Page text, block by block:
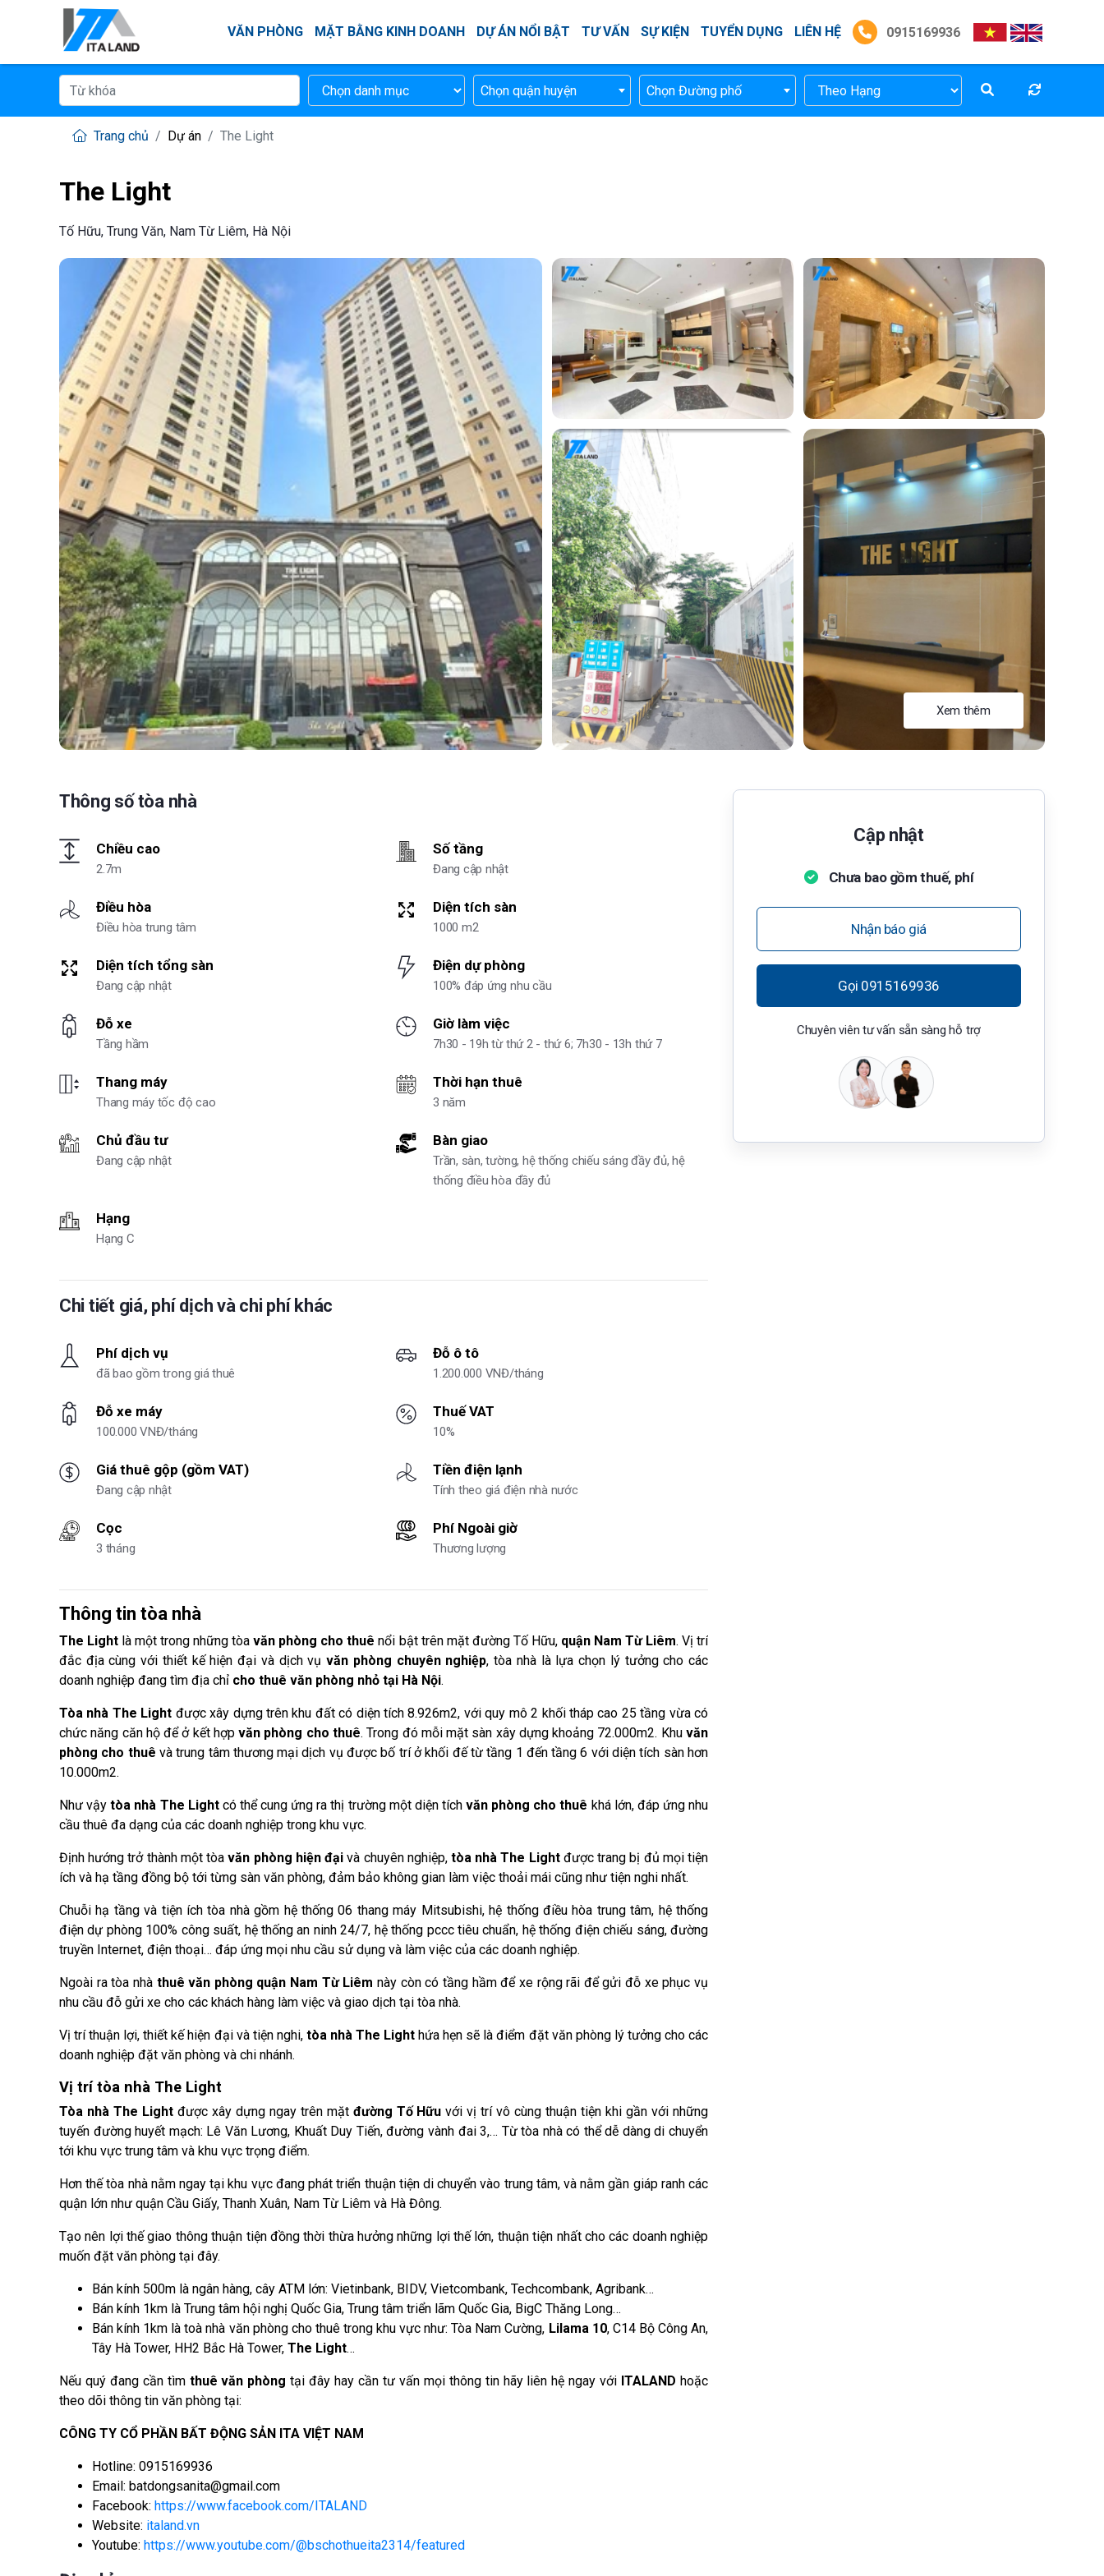
VĂN PHÒNG MẶT BẰNG KINH DOANH DỰ ÁN NỔI BẬT TƯ VẤN SỰ KIỆN TUYỂN DỤNG LIÊN HỆ 0915169936
Chọn quận huyện Chọn Đường phố
Trang chủ Dự án The Light
The Light
Tố Hữu, Trung Văn, Nam Từ Liêm, Hà Nội
Xem thêm
Thông số tòa nhà
Chiều cao
2.7m
Số tầng
Đang cập nhật
Điều hòa
Điều hòa trung tâm
Diện tích sàn
1000 m2
Diện tích tổng sàn
Đang cập nhật
Điện dự phòng
100% đáp ứng nhu cầu
Đỗ xe
Tầng hầm
Giờ làm việc
7h30 - 19h từ thứ 2 - thứ 6; 7h30 - 13h thứ 7
Thang máy
Thang máy tốc độ cao
Thời hạn thuê
3 năm
Chủ đầu tư
Đang cập nhật
Bàn giao
Trần, sàn, tường, hệ thống chiếu sáng đầy đủ, hệ
thống điều hòa đầy đủ
Hạng
Hạng C
Chi tiết giá, phí dịch và chi phí khác
Phí dịch vụ
đã bao gồm trong giá thuê
Đỗ ô tô
1.200.000 VNĐ/tháng
Đỗ xe máy
100.000 VNĐ/tháng
Thuế VAT
10%
Giá thuê gộp (gồm VAT)
Đang cập nhật
Tiền điện lạnh
Tính theo giá điện nhà nước
Cọc
3 tháng
Phí Ngoài giờ
Thương lượng
Thông tin tòa nhà
The Light là một trong những tòavăn phòng cho thuê nổi bật trên mặt đường Tố Hữu, quận Nam Từ Liêm. Vị trí
đắc địa cùng với thiết kế hiện đại và dịch vụvăn phòng chuyên nghiệp, tòa nhà là lựa chọn lý tưởng cho các
doanh nghiệp đang tìm địa chỉ cho thuê văn phòng nhỏ tại Hà Nội.
Tòa nhà The Light được xây dựng trên khu đất có diện tích 8.926m2, với quy mô 2 khối tháp cao 25 tầng vừa có
chức năng căn hộ để ở kết hợpvăn phòng cho thuê. Trong đó mỗi mặt sàn xây dựng khoảng 72.000m2. Khuvăn
phòng cho thuê và trung tâm thương mại dịch vụ được bố trí ở khối đế từ tầng 1 đến tầng 6 với diện tích sàn hơn
10.000m2.
Như vậytòa nhà The Lightcó thể cung ứng ra thị trường một diện tích văn phòng cho thuê khá lớn, đáp ứng nhu
cầu thuê đa dạng của các doanh nghiệp trong khu vực.
Định hướng trở thành một tòavăn phòng hiện đạivà chuyên nghiệp, tòa nhà The Lightđược trang bị đủ mọi tiện
ích và hạ tầng đồng bộ tới từng sàn văn phòng, đảm bảo không gian làm việc thoải mái cũng như tiện nghi nhất.
Chuỗi hạ tầng và tiện ích tòa nhà gồm hệ thống 06 thang máy Mitsubishi, hệ thống điều hòa trung tâm, hệ thống
điện dự phòng 100% công suất, hệ thống an ninh 24/7, hệ thống pccc tiêu chuẩn, hệ thống điện chiếu sáng, đường
truyền Internet, điện thoại… đáp ứng mọi nhu cầu sử dụng và làm việc của các doanh nghiệp.
Ngoài ra tòa nhà thuê văn phòng quận Nam Từ Liêm này còn có tầng hầm để xe rộng rãi để gửi đỗ xe phục vụ
nhu cầu đỗ gửi xe cho các khách hàng làm việc và giao dịch tại tòa nhà.
Vị trí thuận lợi, thiết kế hiện đại và tiện nghi, tòa nhà The Light hứa hẹn sẽ là điểm đặt văn phòng lý tưởng cho các
doanh nghiệp đặt văn phòng và chi nhánh.
Vị trí tòa nhà The Light
Tòa nhà The Lightđược xây dựng ngay trên mặt đường Tố Hữu với vị trí vô cùng thuận tiện khi gần với những
tuyến đường huyết mạch: Lê Văn Lương, Khuất Duy Tiến, đường vành đai 3,… Từ tòa nhà có thể dễ dàng di chuyển
tới khu vực trung tâm và khu vực trọng điểm.
Hơn thế tòa nhà nằm ngay tại khu vực đang phát triển thuận tiện di chuyển vào trung tâm, và nằm gần giáp ranh các
quận lớn như quận Cầu Giấy, Thanh Xuân, Nam Từ Liêm và Hà Đông.
Tạo nên lợi thế giao thông thuận tiện đồng thời thừa hưởng những lợi thế lớn, thuận tiện nhất cho các doanh nghiệp
muốn đặt văn phòng tại đây.
Bán kính 500m là ngân hàng, cây ATM lớn: Vietinbank, BIDV, Vietcombank, Techcombank, Agribank…
Bán kính 1km là Trung tâm hội nghị Quốc Gia, Trung tâm triển lãm Quốc Gia, BigC Thăng Long…
Bán kính 1km là toà nhà văn phòng cho thuê trong khu vực như: Tòa Nam Cường, Lilama 10, C14 Bộ Công An,
Tây Hà Tower, HH2 Bắc Hà Tower, The Light…
Nếu quý đang cần tìm thuê văn phòngtại đây hay cần tư vấn mọi thông tin hãy liên hệ ngay với ITALAND hoặc
theo dõi thông tin văn phòng tại:
CÔNG TY CỔ PHẦN BẤT ĐỘNG SẢN ITA VIỆT NAM
Hotline: 0915169936
Email: batdongsanita@gmail.com
Facebook: https://www.facebook.com/ITALAND
Website: italand.vn
Youtube: https://www.youtube.com/@bschothueita2314/featured
Cập nhật
Chưa bao gồm thuế, phí
Nhận báo giá
Gọi 0915169936
Chuyên viên tư vấn sẵn sàng hỗ trợ